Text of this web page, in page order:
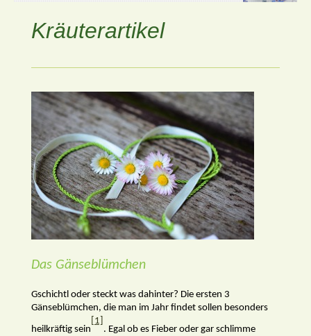
Kräuterartikel
Das Gänseblümchen
Gschichtl oder steckt was dahinter? Die ersten 3
Gänseblümchen, die man im Jahr findet sollen besonders
heilkräftig sein
[1]
. Egal ob es Fieber oder gar schlimme